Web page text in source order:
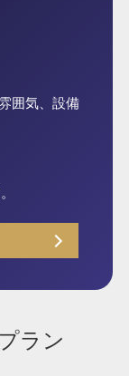
囲気、設備
ラン